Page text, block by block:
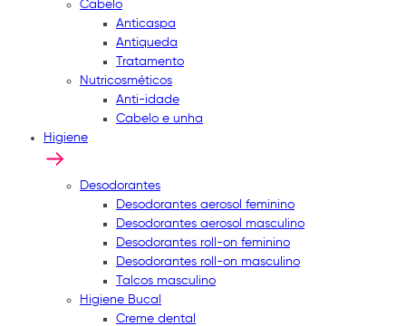
Cabelo
Anticaspa
Antiqueda
Tratamento
Nutricosméticos
Anti-idade
Cabelo e unha
Higiene
Desodorantes
Desodorantes aerosol feminino
Desodorantes aerosol masculino
Desodorantes roll-on feminino
Desodorantes roll-on masculino
Talcos masculino
Higiene Bucal
Creme dental